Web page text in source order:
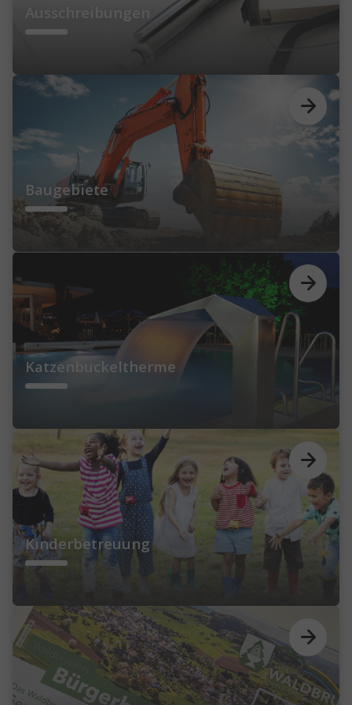
Baugebiete
Katzenbuckeltherme
Kinderbetreuung